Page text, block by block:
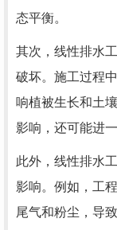
态平衡。
其次，线性排水
破坏。施工过程
响植被生长和土
影响，还可能进
此外，线性排水
影响。例如，工
尾气和粉尘，导